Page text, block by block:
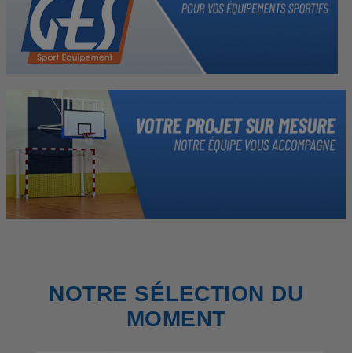
NOTRE SÉLECTION DU
MOMENT